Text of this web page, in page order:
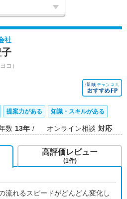
社
コ）
提案力がある 知識・スキルがある
数 13年 オンライン相談 対応
流れるスピードがどんどん変化し
高評価レビュー
(1件)